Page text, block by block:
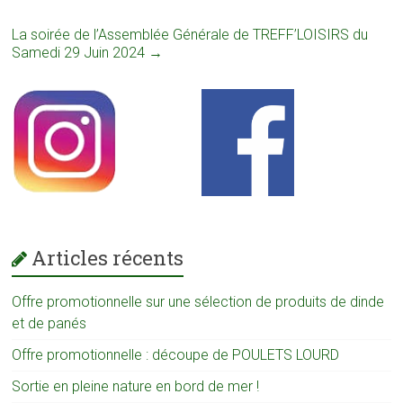
La soirée de l’Assemblée Générale de TREFF’LOISIRS du
Samedi 29 Juin 2024 →
Articles récents
Offre promotionnelle sur une sélection de produits de dinde
et de panés
Offre promotionnelle : découpe de POULETS LOURD
Sortie en pleine nature en bord de mer !